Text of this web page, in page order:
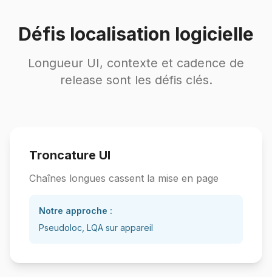
Défis localisation logicielle
Longueur UI, contexte et cadence de
release sont les défis clés.
Troncature UI
Chaînes longues cassent la mise en page
Notre approche :
Pseudoloc, LQA sur appareil